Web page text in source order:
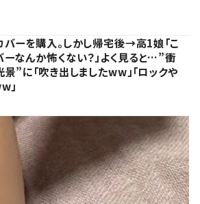
バーを購入。しかし帰宅後→高1娘「こ
ーなんか怖くない？」よく見ると…”衝
”に「吹き出しましたww」「ロックや
」